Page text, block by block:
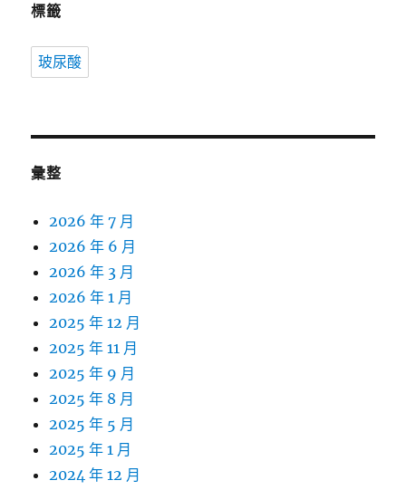
標籤
玻尿酸
彙整
2026 年 7 月
2026 年 6 月
2026 年 3 月
2026 年 1 月
2025 年 12 月
2025 年 11 月
2025 年 9 月
2025 年 8 月
2025 年 5 月
2025 年 1 月
2024 年 12 月